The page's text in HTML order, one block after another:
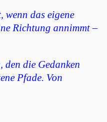
wenn das eigene
Richtung annimmt –
den die Gedanken
Pfade. Von